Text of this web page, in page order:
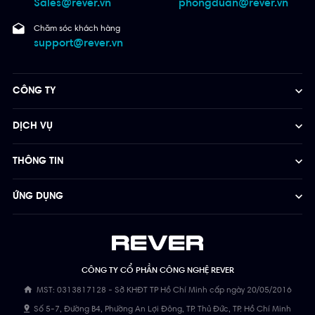
Sales@rever.vn phongduan@rever.vn
Chăm sóc khách hàng
support@rever.vn
CÔNG TY CỔ PHẦN CÔNG NGHỆ REVER
MST: 0313817128 - Sở KHĐT TP Hồ Chí Minh cấp ngày 20/05/2016
Số 5-7, Đường B4, Phường An Lợi Đông, TP. Thủ Đức, TP. Hồ Chí Minh
CÔNG TY
DỊCH VỤ
THÔNG TIN
ỨNG DỤNG